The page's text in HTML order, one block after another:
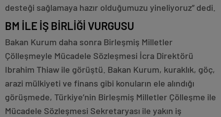
desteği sağlamaya hazır olduğumuzu yineliyoruz” dedi.
BM İLE İŞ BİRLİĞİ VURGUSU
Bakan Kurum daha sonra Birleşmiş Milletler
Çölleşmeyle Mücadele Sözleşmesi İcra Direktörü
Ibrahim Thiaw ile görüştü. Bakan Kurum, kuraklık, göç,
arazi mülkiyeti ve finans gibi konuların ele alındığı
görüşmede, Türkiye’nin Birleşmiş Milletler Çölleşme ile
Mücadele Sözleşmesi Sekretaryası ile yakın iş